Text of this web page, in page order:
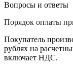
Вопросы и ответы
Порядок оплаты
Покупатель
рублях на
включает НДС.